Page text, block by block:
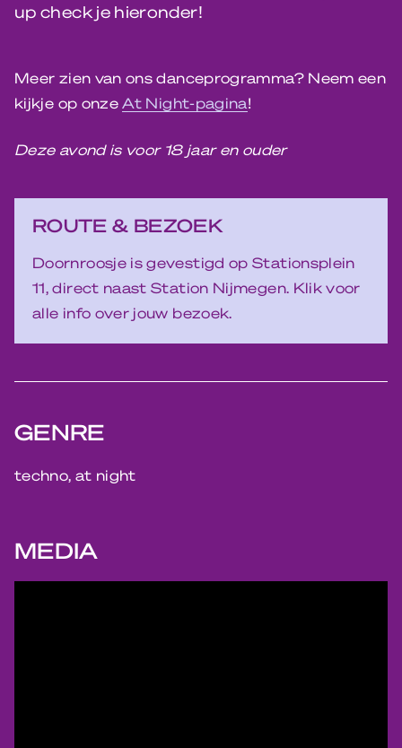
up check je hieronder!
Meer zien van ons danceprogramma? Neem een
kijkje op onzeAt Night-pagina!
Deze avond is voor 18 jaar en ouder
ROUTE & BEZOEK
Doornroosje is gevestigd op Stationsplein
11, direct naast Station Nijmegen. Klik voor
alle info over jouw bezoek.
GENRE
techno, at night
MEDIA